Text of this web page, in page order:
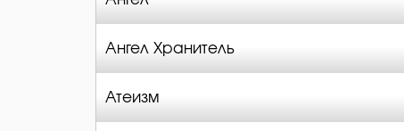
Ангел Хранитель
Атеизм